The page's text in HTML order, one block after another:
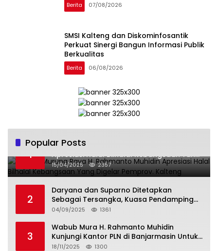
Berita 07/08/2026
SMSI Kalteng dan Diskominfosantik
Perkuat Sinergi Bangun Informasi Publik
Berkualitas
Berita 06/08/2026
Popular Posts
1
Wabup Murung Raya H. Rahmanto Muhidin
Apresiasi Halal Bilhalal Kebangsaan Yang
Digelar Pemprov. Kalteng
15/04/2025 2357
2
Daryana dan Suparno Ditetapkan
Sebagai Tersangka, Kuasa Pendamping
Men Gumpul: “Ini Diskriminasi Hukum, Kami
04/09/2025 1361
3
Wabub Mura H. Rahmanto Muhidin
Kunjungi Kantor PLN di Banjarmasin Untuk
Usulkan Program Listrik Desa Tahun 2026
18/11/2025 1300